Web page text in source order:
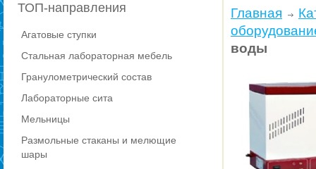
ТОП-направления
Агатовые ступки
Стальная лабораторная мебель
Гранулометрический состав
Лабораторные сита
Мельницы
Размольные стаканы и мелющие
шары
Главная
воды